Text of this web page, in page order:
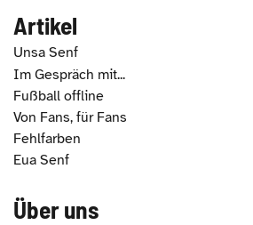
Artikel
Unsa Senf
Im Gespräch mit...
Fußball offline
Von Fans, für Fans
Fehlfarben
Eua Senf
Über uns